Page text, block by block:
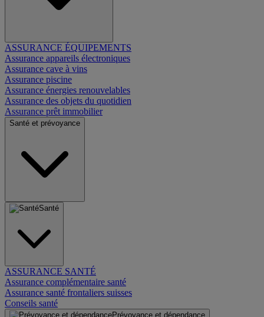
ASSURANCE ÉQUIPEMENTS
Assurance appareils électroniques
Assurance cave à vins
Assurance piscine
Assurance énergies renouvelables
Assurance des objets du quotidien
Assurance prêt immobilier
Santé et prévoyance
Santé
ASSURANCE SANTÉ
Assurance complémentaire santé
Assurance santé frontaliers suisses
Conseils santé
Prévoyance et dépendance